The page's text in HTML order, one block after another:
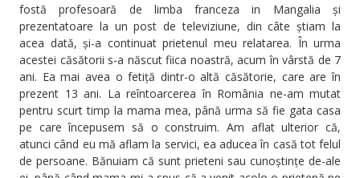
fostă profesoară de limba franceza in Mangalia și
prezentatoare la un post de televiziune, din câte știam la
acea dată, și-a continuat prietenul meu relatarea. În urma
acestei căsătorii s-a născut fiica noastră, acum în vârstă de 7
ani. Ea mai avea o fetiță dintr-o altă căsătorie, care are în
prezent 13 ani. La reîntoarcerea în România ne-am mutat
pentru scurt timp la mama mea, până urma să fie gata casa
pe care începusem să o construim. Am aflat ulterior că,
atunci când eu mă aflam la servici, ea aducea în casă tot felul
de persoane. Bănuiam că sunt prieteni sau cunoștințe de-ale